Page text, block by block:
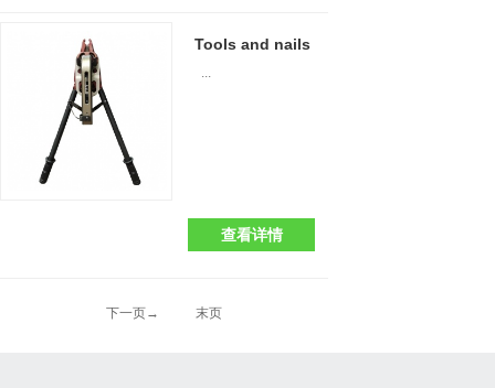
Tools and nails
...
查看详情
下一页→ 末页